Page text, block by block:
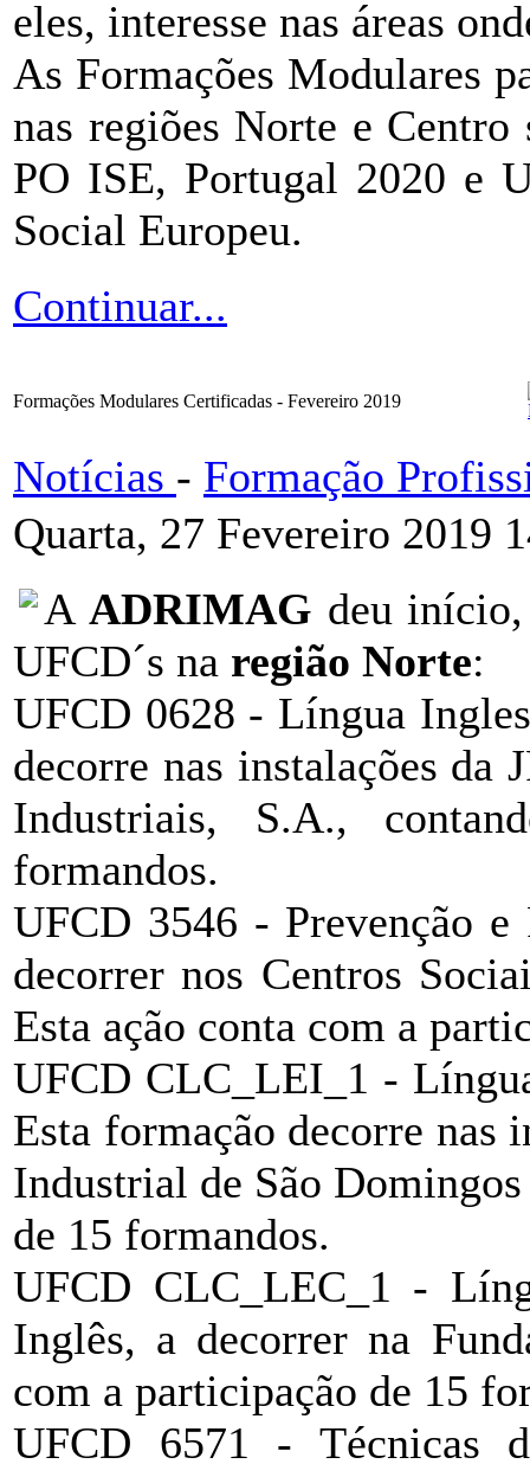
eles, interesse nas áreas
As Formações Modulares
nas regiões Norte e
PO ISE, Portugal 2020 e
Social Europeu.
Continuar...
Formações Modulares Certificadas - Fevereiro 2019
Notícias - Formação
Quarta, 27 Fevereiro 2019
A ADRIMAG deu
UFCD´s na região Norte:
UFCD 0628 - Língua
decorre nas instalações da
Industriais, S.A.,
formandos.
UFCD 3546 - Prevenção
decorrer nos Centros
Esta ação conta com a
UFCD CLC_LEI_1 -
Esta formação decorre nas
Industrial de São
de 15 formandos.
UFCD CLC_LEC_1 -
Inglês, a decorrer na
com a participação de 15
UFCD 6571 - Técnicas